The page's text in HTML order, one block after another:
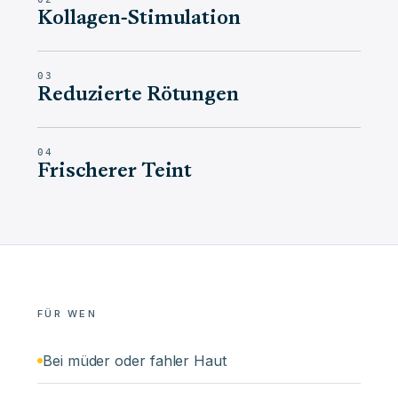
Kollagen-Stimulation
03
Reduzierte Rötungen
04
Frischerer Teint
FÜR WEN
Bei müder oder fahler Haut